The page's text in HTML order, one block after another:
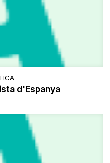
d'Espanya